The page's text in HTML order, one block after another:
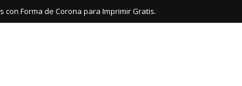
con Forma de Corona para Imprimir Gratis.